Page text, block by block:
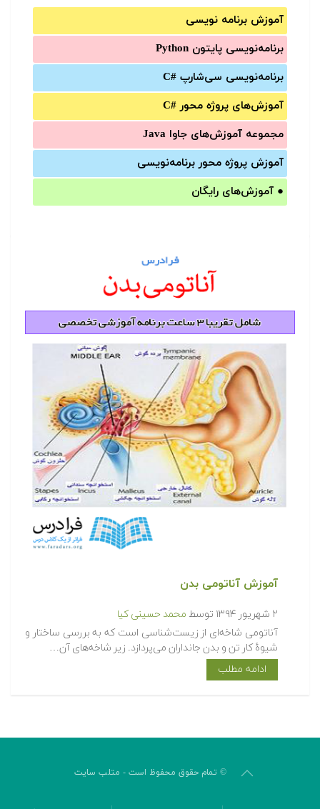
آموزش برنامه نویسی
برنامه‌نویسی پایتون Python
برنامه‌‌نویسی سی‌شارپ C#‎
آموزش‌های پروژه محور #C
مجموعه آموزش‌های جاوا Java
آموزش‌ پروژه محور برنامه‌نویسی
● آموزش‌های رایگان
آموزش آناتومی بدن
۲ شهریور ۱۳۹۴ توسط محمد حسینی کیا
آناتومی شاخه‌ای از زیست‌شناسی است که به بررسی ساختار و
شیوهٔ کار تن و بدن جانداران می‌پردازد. زیر شاخه‌های آن…
ادامه مطلب
© تمام حقوق محفوظ است - متلب سایت